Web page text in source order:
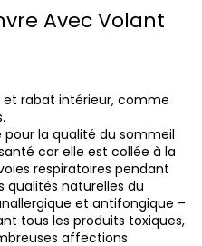
Avec Volant
rabat intérieur, comme
pour la qualité du sommeil
car elle est collée à la
respiratoires pendant
qualités naturelles du
et antifongique –
tous les produits toxiques,
affections